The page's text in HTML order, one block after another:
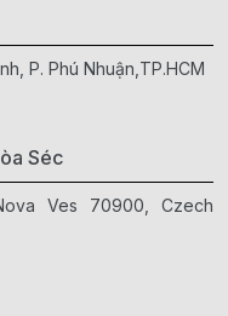
P. Phú Nhuận,TP.HCM
Séc
Ves 70900, Czech